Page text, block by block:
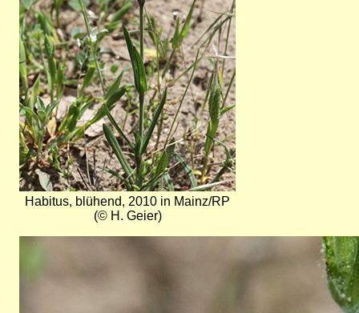
Habitus, blühend, 2010 in Mainz/RP
(© H. Geier)
Bild